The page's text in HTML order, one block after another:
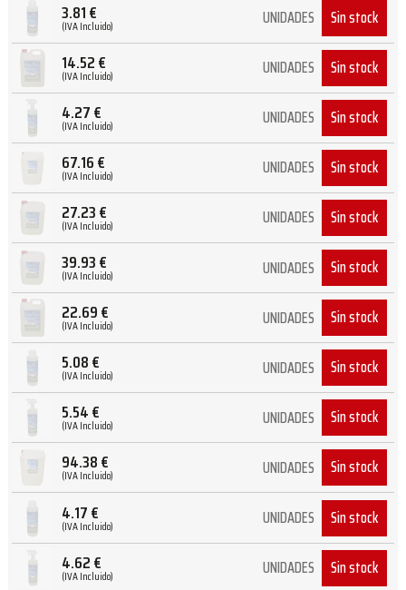
3.81€
(IVA Incluido) UNIDADES Sin stock
14.52€
(IVA Incluido) UNIDADES Sin stock
4.27€
(IVA Incluido) UNIDADES Sin stock
67.16€
(IVA Incluido) UNIDADES Sin stock
27.23€
(IVA Incluido) UNIDADES Sin stock
39.93€
(IVA Incluido) UNIDADES Sin stock
22.69€
(IVA Incluido) UNIDADES Sin stock
5.08€
(IVA Incluido) UNIDADES Sin stock
5.54€
(IVA Incluido) UNIDADES Sin stock
94.38€
(IVA Incluido) UNIDADES Sin stock
4.17€
(IVA Incluido) UNIDADES Sin stock
4.62€
(IVA Incluido) UNIDADES Sin stock